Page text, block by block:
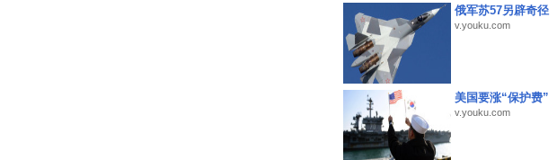
俄军苏57另辟奇径
v.youku.com
美国要涨“保护费”
v.youku.com